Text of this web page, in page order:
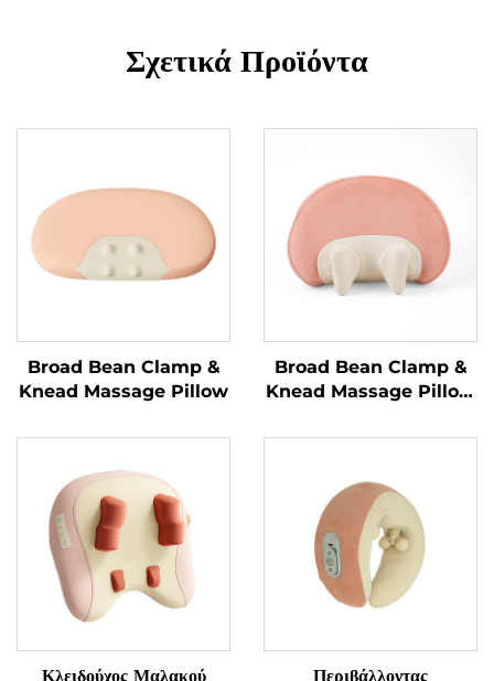
Σχετικά Προϊόντα
Broad Bean Clamp &
Knead Massage Pillow
Broad Bean Clamp &
Knead Massage Pillow
Κλειδούχος Μαλακού
Περιβάλλοντας